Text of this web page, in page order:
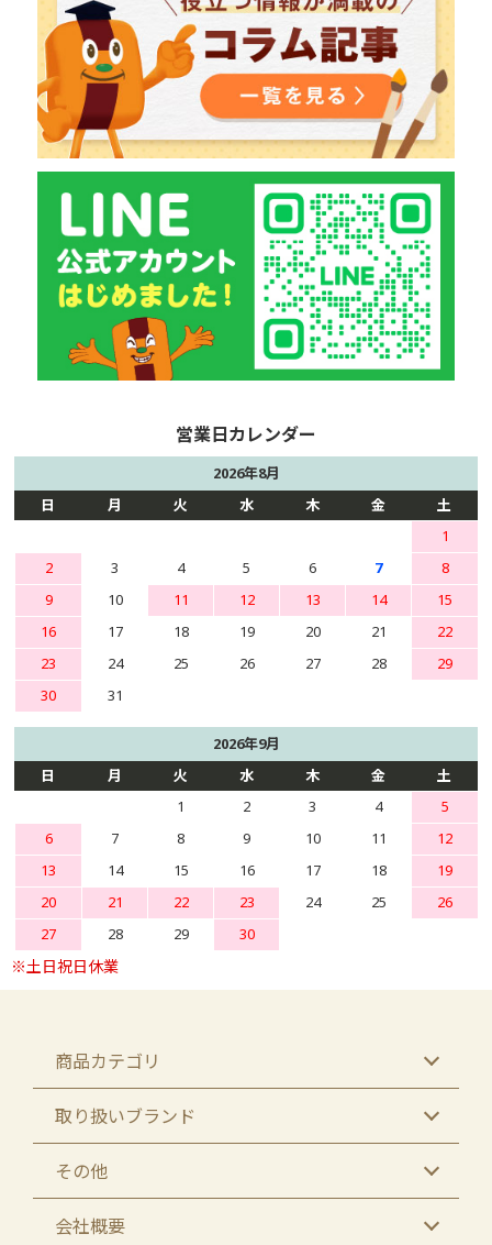
2026年8月
日
月 火 水 木 金
土
1
2
3 4 5 6 7
8
9
10 11 12 13 14
15
16
17 18 19 20 21
22
23
24 25 26 27 28
29
30
31
2026年9月
日
月 火 水 木 金
土
1
2 3 4
5
6
7 8 9 10 11
12
13
14 15 16 17 18
19
20
21 22 23 24 25
26
27
28 29 30
商品カテゴリ
取り扱いブランド
その他
会社概要